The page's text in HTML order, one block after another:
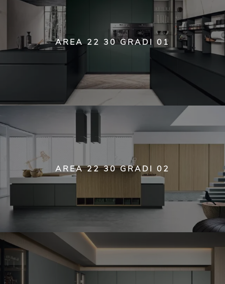
AREA 22 30 GRADI 01
AREA 22 30 GRADI 02